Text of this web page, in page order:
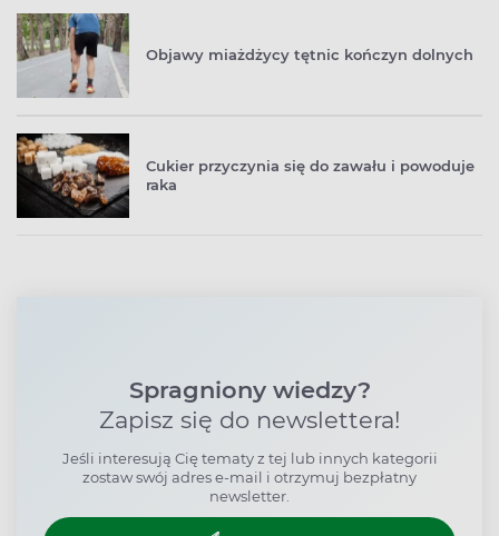
Objawy miażdżycy tętnic kończyn dolnych
Cukier przyczynia się do zawału i powoduje
raka
Spragniony wiedzy?
Zapisz się do newslettera!
Jeśli interesują Cię tematy z tej lub innych kategorii
zostaw swój adres e-mail i otrzymuj bezpłatny
newsletter.